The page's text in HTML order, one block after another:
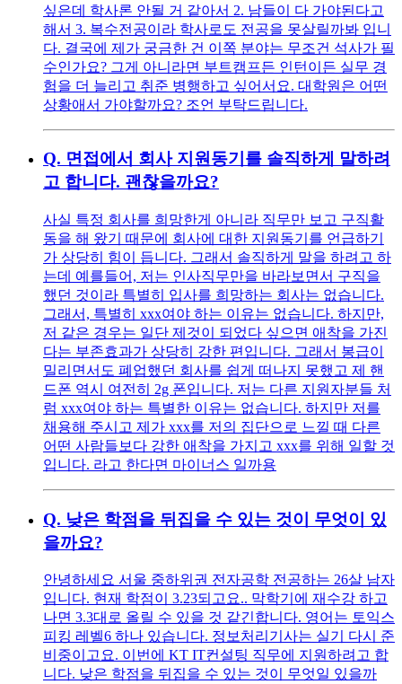
싶은데 학사론 안될 거 같아서 2. 남들이 다 가야된다고
해서 3. 복수전공이라 학사로도 전공을 못살릴까봐 입니
다. 결국에 제가 궁금한 건 이쪽 분야는 무조건 석사가 필
수인가요? 그게 아니라면 부트캠프든 인턴이든 실무 경
험을 더 늘리고 취준 병행하고 싶어서요. 대학원은 어떤
상황애서 가야할까요? 조언 부탁드립니다.
Q. 면접에서 회사 지원동기를 솔직하게 말하려
고 합니다. 괜찮을까요?
사실 특정 회사를 희망한게 아니라 직무만 보고 구직활
동을 해 왔기 때문에 회사에 대한 지원동기를 언급하기
가 상당히 힘이 듭니다. 그래서 솔직하게 말을 하려고 하
는데 예를들어, 저는 인사직무만을 바라보면서 구직을
했던 것이라 특별히 입사를 희망하는 회사는 없습니다.
그래서, 특별히 xxx여야 하는 이유는 없습니다. 하지만,
저 같은 경우는 일단 제것이 되었다 싶으면 애착을 가진
다는 부존효과가 상당히 강한 편입니다. 그래서 봉급이
밀리면서도 폐업했던 회사를 쉽게 떠나지 못했고 제 핸
드폰 역시 여전히 2g 폰입니다. 저는 다른 지원자분들 처
럼 xxx여야 하는 특별한 이유는 없습니다. 하지만 저를
채용해 주시고 제가 xxx를 저의 집단으로 느낄 때 다른
어떤 사람들보다 강한 애착을 가지고 xxx를 위해 일할 것
입니다. 라고 한다면 마이너스 일까용
Q. 낮은 학점을 뒤집을 수 있는 것이 무엇이 있
을까요?
안녕하세요 서울 중하위권 전자공학 전공하는 26살 남자
입니다. 현재 학점이 3.23되고요.. 막학기에 재수강 하고
나면 3.3대로 올릴 수 있을 것 같긴합니다. 영어는 토익스
피킹 레벨6 하나 있습니다. 정보처리기사는 실기 다시 준
비중이고요. 이번에 KT IT컨설팅 직무에 지원하려고 합
니다. 낮은 학점을 뒤집을 수 있는 것이 무엇일 있을까